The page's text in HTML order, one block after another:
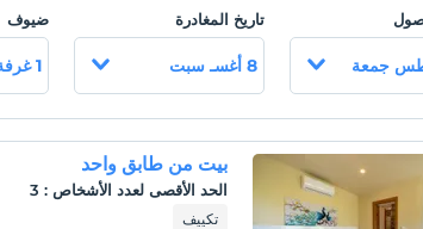
تاريخ المغادرة
8 أغسـ سبت
ضيوف
1 غرفة, 2 البالغون
بيت من طابق واحد
الحد الأقصى لعدد الأشخاص :
3
تكييف